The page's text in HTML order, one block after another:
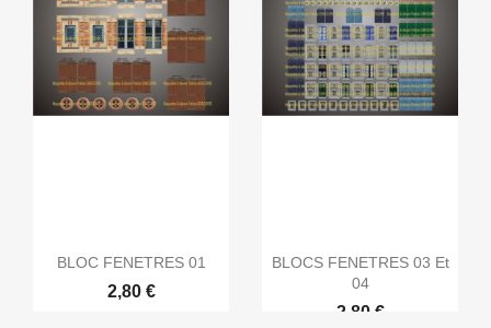
BLOC FENETRES 01
2,80 €
BLOCS FENETRES 03 Et
04
2,80 €